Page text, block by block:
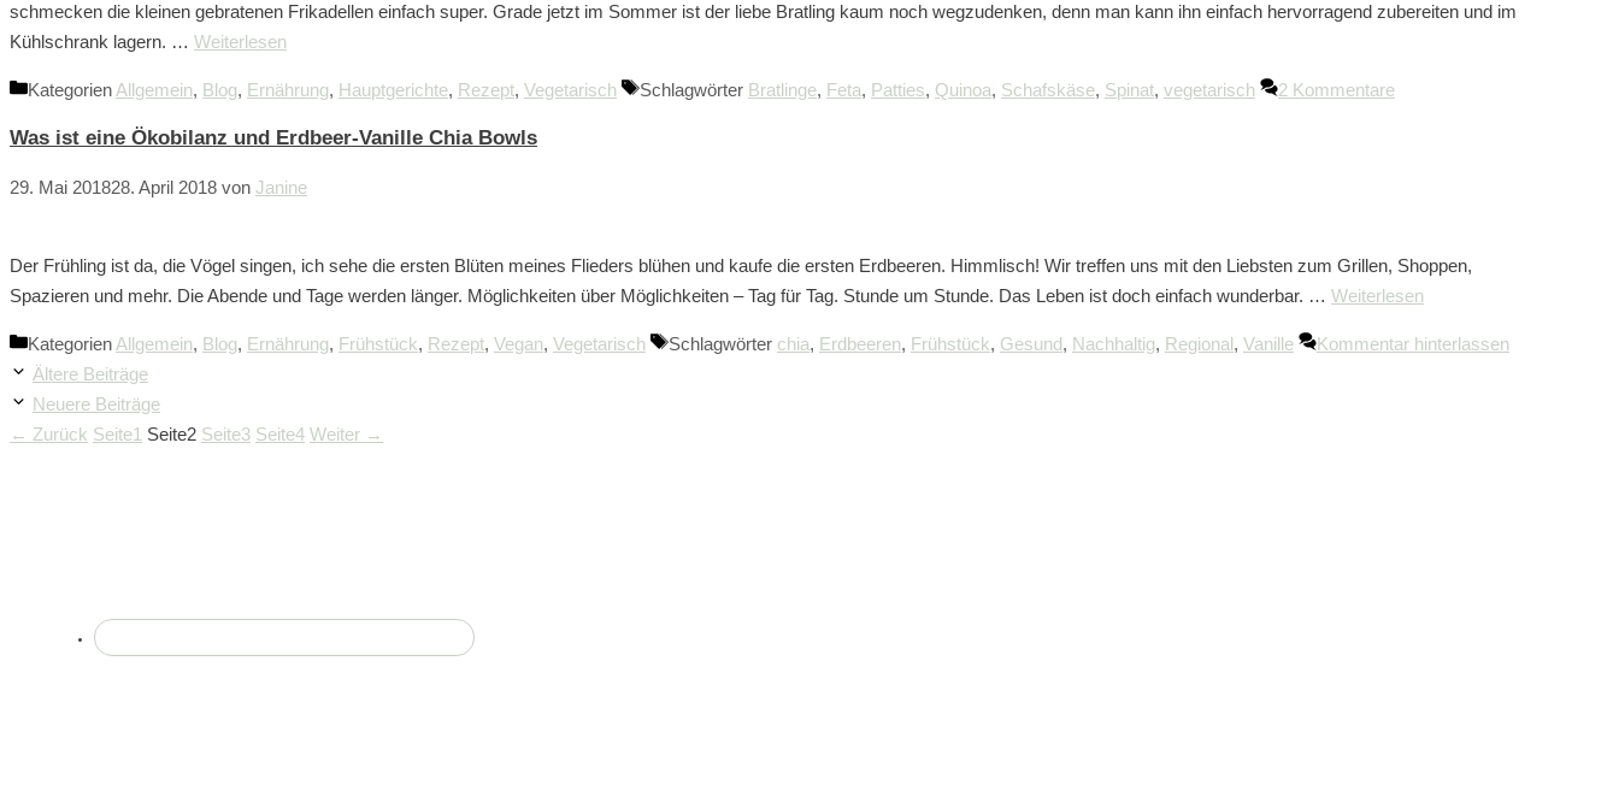
schmecken die kleinen gebratenen Frikadellen einfach super. Grade jetzt im Sommer ist der liebe Bratling kaum noch wegzudenken, denn man kann ihn einfach hervorragend zubereiten und im
Kühlschrank lagern. … Weiterlesen
Kategorien Allgemein, Blog, Ernährung, Hauptgerichte, Rezept, Vegetarisch Schlagwörter Bratlinge, Feta, Patties, Quinoa, Schafskäse, Spinat, vegetarisch 2 Kommentare
Was ist eine Ökobilanz und Erdbeer-Vanille Chia Bowls
29. Mai 201828. April 2018 von Janine
Der Frühling ist da, die Vögel singen, ich sehe die ersten Blüten meines Flieders blühen und kaufe die ersten Erdbeeren. Himmlisch! Wir treffen uns mit den Liebsten zum Grillen, Shoppen,
Spazieren und mehr. Die Abende und Tage werden länger. Möglichkeiten über Möglichkeiten – Tag für Tag. Stunde um Stunde. Das Leben ist doch einfach wunderbar. … Weiterlesen
Kategorien Allgemein, Blog, Ernährung, Frühstück, Rezept, Vegan, Vegetarisch Schlagwörter chia, Erdbeeren, Frühstück, Gesund, Nachhaltig, Regional, Vanille
Kommentar hinterlassen
Ältere Beiträge
Neuere Beiträge
← Zurück Seite1 Seite2 Seite3 Seite4 Weiter →